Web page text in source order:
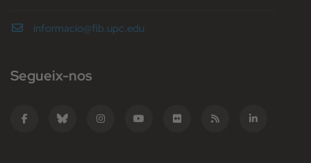
informacio@fib.upc.edu
Segueix-nos